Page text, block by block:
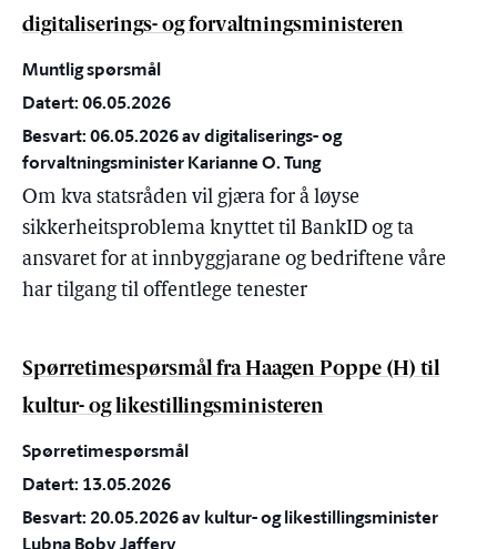
digitaliserings- og forvaltningsministeren
Muntlig spørsmål
Datert: 06.05.2026
Besvart: 06.05.2026 av digitaliserings- og
forvaltningsminister Karianne O. Tung
Om kva statsråden vil gjæra for å løyse
sikkerheitsproblema knyttet til BankID og ta
ansvaret for at innbyggjarane og bedriftene våre
har tilgang til offentlege tenester
Spørretimespørsmål fra Haagen Poppe (H) til
kultur- og likestillingsministeren
Spørretimespørsmål
Datert: 13.05.2026
Besvart: 20.05.2026 av kultur- og likestillingsminister
Lubna Boby Jaffery